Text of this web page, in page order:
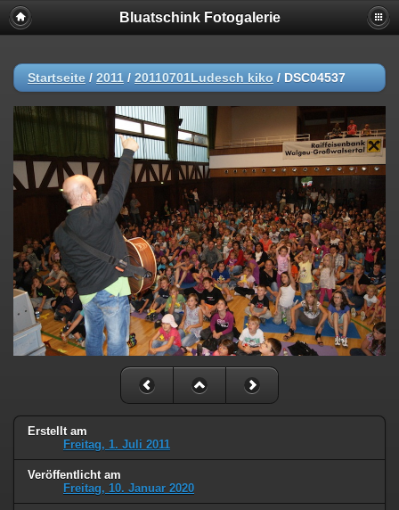
Bluatschink Fotogalerie
Startseite / 2011 / 20110701Ludesch kiko / DSC04537
Erstellt am
Freitag, 1. Juli 2011
Veröffentlicht am
Freitag, 10. Januar 2020